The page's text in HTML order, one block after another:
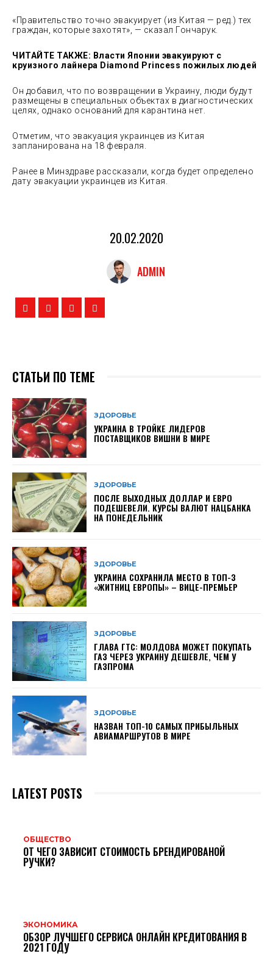
«Правительство точно эвакуирует (из Китая — ред.) тех
граждан, которые захотят», — сказал Гончарук.
ЧИТАЙТЕ ТАКЖЕ: Власти Японии эвакуируют с
круизного лайнера Diamond Princess пожилых людей
Он добавил, что по возвращении в Украину, люди будут
размещены в специальных объектах в диагностических
целях, однако оснований для карантина нет.
Отметим, что эвакуация украинцев из Китая
запланирована на 18 февраля.
Ранее в Минздраве рассказали, когда будет определено
дату эвакуации украинцев из Китая.
20.02.2020
ADMIN
СТАТЬИ ПО ТЕМЕ
ЗДОРОВЬЕ
УКРАИНА В ТРОЙКЕ ЛИДЕРОВ
ПОСТАВЩИКОВ ВИШНИ В МИРЕ
ЗДОРОВЬЕ
ПОСЛЕ ВЫХОДНЫХ ДОЛЛАР И ЕВРО
ПОДЕШЕВЕЛИ. КУРСЫ ВАЛЮТ НАЦБАНКА
НА ПОНЕДЕЛЬНИК
ЗДОРОВЬЕ
УКРАИНА СОХРАНИЛА МЕСТО В ТОП-3
«ЖИТНИЦ ЕВРОПЫ» – ВИЦЕ-ПРЕМЬЕР
ЗДОРОВЬЕ
ГЛАВА ГТС: МОЛДОВА МОЖЕТ ПОКУПАТЬ
ГАЗ ЧЕРЕЗ УКРАИНУ ДЕШЕВЛЕ, ЧЕМ У
ГАЗПРОМА
ЗДОРОВЬЕ
НАЗВАН ТОП-10 САМЫХ ПРИБЫЛЬНЫХ
АВИАМАРШРУТОВ В МИРЕ
LATEST POSTS
ОБЩЕСТВО
ОТ ЧЕГО ЗАВИСИТ СТОИМОСТЬ БРЕНДИРОВАНОЙ
РУЧКИ?
ЭКОНОМИКА
ОБЗОР ЛУЧШЕГО СЕРВИСА ОНЛАЙН КРЕДИТОВАНИЯ В
2021 ГОДУ